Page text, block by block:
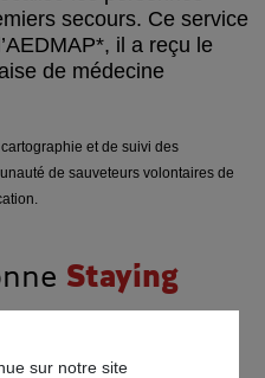
secours. Ce service
il a reçu le
de médecine
et de suivi des
de sauveteurs volontaires de
Staying
la voie publique, le
sur notre site